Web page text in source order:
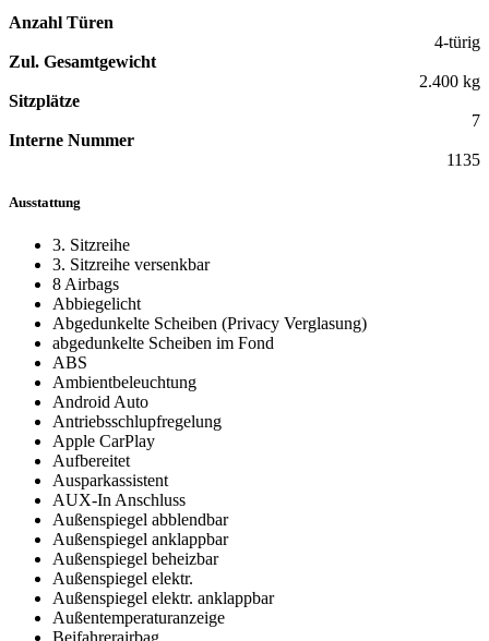
Anzahl Türen
4-türig
Zul. Gesamtgewicht
2.400 kg
Sitzplätze
7
Interne Nummer
1135
Ausstattung
3. Sitzreihe
3. Sitzreihe versenkbar
8 Airbags
Abbiegelicht
Abgedunkelte Scheiben (Privacy Verglasung)
abgedunkelte Scheiben im Fond
ABS
Ambientbeleuchtung
Android Auto
Antriebsschlupfregelung
Apple CarPlay
Aufbereitet
Ausparkassistent
AUX-In Anschluss
Außenspiegel abblendbar
Außenspiegel anklappbar
Außenspiegel beheizbar
Außenspiegel elektr.
Außenspiegel elektr. anklappbar
Außentemperaturanzeige